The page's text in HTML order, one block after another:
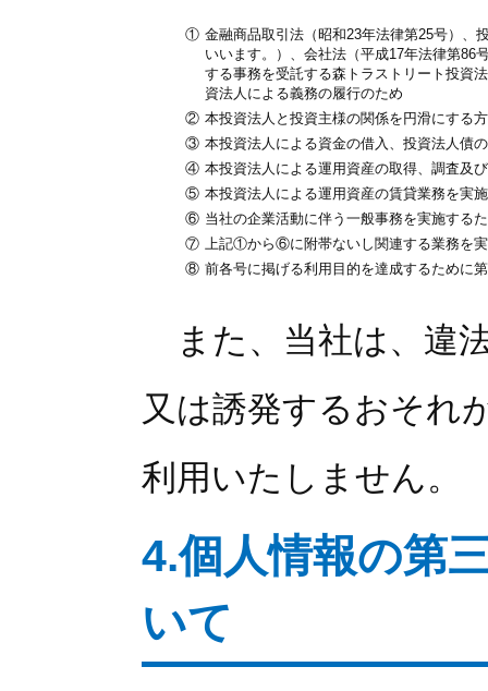
① 金融商品取引法（昭和23年法律第25号）、
いいます。）、会社法（平成17年法律第86
する事務を受託する森トラストリート投資
資法人による義務の履行のため
② 本投資法人と投資主様の関係を円滑にする
③ 本投資法人による資金の借入、投資法人債
④ 本投資法人による運用資産の取得、調査及
⑤ 本投資法人による運用資産の賃貸業務を実
⑥ 当社の企業活動に伴う一般事務を実施する
⑦ 上記①から⑥に附帯ないし関連する業務を
⑧ 前各号に掲げる利用目的を達成するために
また、当社は、違
又は誘発するおそれ
利用いたしません。
4.個人情報の第
いて